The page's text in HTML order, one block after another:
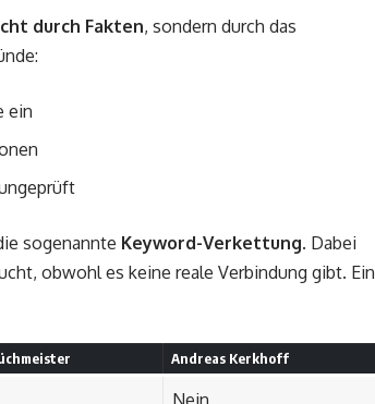
durch Fakten, sondern durch das
ein
sogenannte Keyword-Verkettung. Dabei
obwohl es keine reale Verbindung gibt. Ein
Andreas Kerkhoff